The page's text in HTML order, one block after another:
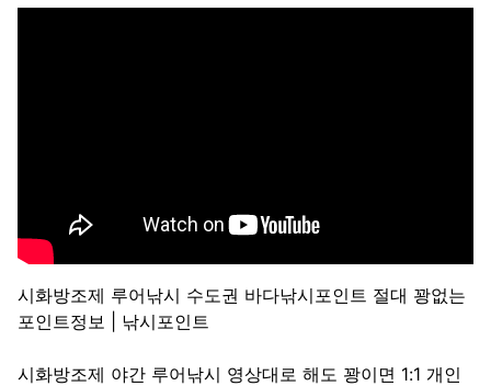
시화방조제 루어낚시 수도권 바다낚시포인트 절대 꽝없는
포인트정보 | 낚시포인트
시화방조제 야간 루어낚시 영상대로 해도 꽝이면 1:1 개인